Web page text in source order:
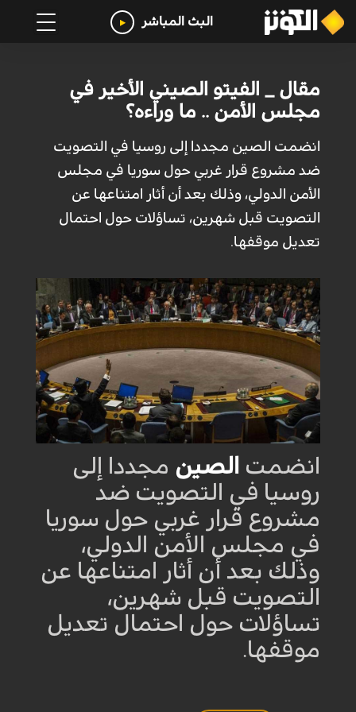
البث المباشر
مقال _ الفيتو الصيني الأخير في
مجلس الأمن .. ما وراءه؟
انضمت الصين مجددا إلى روسيا في التصويت
ضد مشروع قرار غربي حول سوريا في مجلس
الأمن الدولي، وذلك بعد أن أثار امتناعها عن
التصويت قبل شهرين، تساؤلات حول احتمال
تعديل موقفها.
انضمت الصين مجددا إلى
روسيا في التصويت ضد
مشروع قرار غربي حول سوريا
في مجلس الأمن الدولي،
وذلك بعد أن أثار امتناعها عن
التصويت قبل شهرين،
تساؤلات حول احتمال تعديل
موقفها.